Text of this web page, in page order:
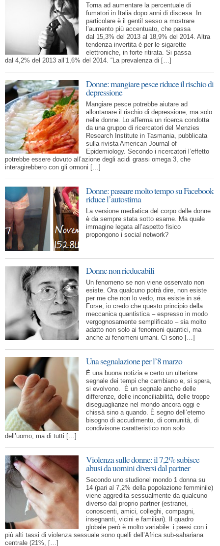
Torna ad aumentare la percentuale di
fumatori in Italia dopo anni di discesa. In
particolare è il gentil sesso a mostrare
l’aumento più accentuato, che passa
dal 15,3% del 2013 al 18,9% del 2014. Altra
tendenza invertita è per le sigarette
elettroniche, in forte ritirata. Si passa
dal 4,2% del 2013 all’1,6% del 2014. “La prevalenza di […]
Donne: mangiare pesce riduce il rischio di
depressione
Mangiare pesce potrebbe aiutare ad
allontanare il rischio di depressione, ma solo
nelle donne. Lo afferma un ricerca condotta
da una gruppo di ricercatori del Menzies
Research Institute in Tasmania, pubblicata
sulla rivista American Journal of
Epidemiology. Secondo i ricercatori l’effetto
potrebbe essere dovuto all’azione degli acidi grassi omega 3, che
interagirebbero con gli ormoni […]
Donne: passare molto tempo su Facebook
riduce l’autostima
La versione mediatica del corpo delle donne
è da sempre stata sotto esame. Ma quale
immagine legata all’aspetto fisico
propongono i social network?
Donne non rieducabili
Un fenomeno se non viene osservato non
esiste. Ora qualcuno potrà dire, non esiste
per me che non lo vedo, ma esiste in sé.
Forse, io credo che questo principio della
meccanica quantistica – espresso in modo
vergognosamente semplificato – sia molto
adatto non solo ai fenomeni quantici, ma
anche ai fenomeni umani. Ci sono […]
Una segnalazione per l’8 marzo
È una buona notizia e certo un ulteriore
segnale dei tempi che cambiano e, si spera,
si evolvono. È un segnale anche delle
differenze, delle inconciliabilità, delle troppe
diseguaglianze nel mondo ancora oggi e
chissà sino a quando. È segno dell’eterno
bisogno di accudimento, di comunità, di
condivisone caratteristico non solo
dell’uomo, ma di tutti […]
Violenza sulle donne: il 7,2% subisce
abusi da uomini diversi dal partner
Secondo uno studionel mondo 1 donna su
14 (pari al 7,2% della popolazione femminile)
viene aggredita sessualmente da qualcuno
diverso dal proprio partner (estranei,
conoscenti, amici, colleghi, compagni,
insegnanti, vicini e familiari). Il quadro
globale però è molto variabile: i paesi con i
più alti tassi di violenza sessuale sono quelli dell’Africa sub-sahariana
centrale (21%, […]